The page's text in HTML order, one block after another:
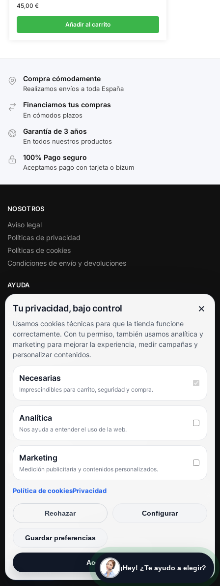
45,00 €
Añadir al carrito
Compra cómodamente
Realizamos envíos a toda España
Financiamos tus compras
En cómodos plazos
Garantía de 3 años
En todos nuestros productos
100% Pago seguro
Aceptamos pago con tarjeta o bizum
NOSOTROS
Aviso legal
Políticas de privacidad
Políticas de cookies
Condiciones de envío y devoluciones
AYUDA
Soporte al cliente
Contacto
Términos y condiciones
Preguntas frecuentes
SÍGUENOS
Facebook
TikTok
PUNTUACIÓN DE 4,6 SOBRE 5 EN GOOGLE
★★★★★
Hemos comprado en varias ocasiones y siempre dan respuesta.
Espectacular, servicio de 10.»
Iván Rodríguez Ramos
© Electrodirecto 2026
Desarrollo y mantenimiento por SitiosWebPRO
¡Hey! ¿Te ayudo a elegir?
Tu privacidad, bajo control ×
Usamos cookies técnicas para que la tienda funcione
correctamente. Con tu permiso, también usamos analítica y
marketing para mejorar la experiencia, medir campañas y
personalizar contenidos.
Necesarias
Imprescindibles para carrito, seguridad y compra.
Analítica
Nos ayuda a entender el uso de la web.
Marketing
Medición publicitaria y contenidos personalizados.
Política de cookiesPrivacidad
Rechazar Configurar
Guardar preferencias
Aceptar todas
Privacidad